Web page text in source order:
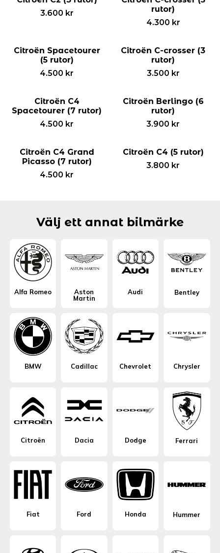
3.600 kr
rutor)
4.300 kr
Citroën Spacetourer
(5 rutor)
4.500 kr
Citroën C-crosser (3
rutor)
3.500 kr
Citroën C4
Spacetourer (7 rutor)
4.500 kr
Citroën Berlingo (6
rutor)
3.900 kr
Citroën C4 Grand
Picasso (7 rutor)
4.500 kr
Citroën C4 (5 rutor)
3.800 kr
Välj ett annat bilmärke
Alfa Romeo
Aston
Martin
Audi Bentley
BMW Cadillac Chevrolet Chrysler
Citroën Dacia Dodge Ferrari
Fiat Ford Honda Hummer